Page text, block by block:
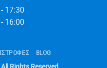
17:30
16:00
BLOG